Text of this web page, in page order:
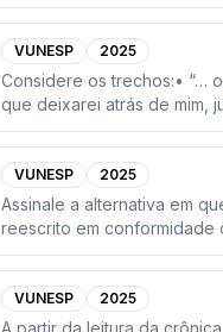
VUNESP 2025
Considere os trechos:• “…
que deixarei atrás de mim,
prementes necessidade...
VUNESP 2025
Assinale a alternativa em
reescrito em conformidade
padrão de concordân...
VUNESP 2025
A partir da leitura da